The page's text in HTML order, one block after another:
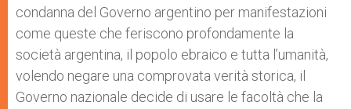
condanna del Governo argentino per manifestazioni
come queste che feriscono profondamente la
società argentina, il popolo ebraico e tutta l’umanità,
volendo negare una comprovata verità storica, il
Governo nazionale decide di usare le facoltà che la